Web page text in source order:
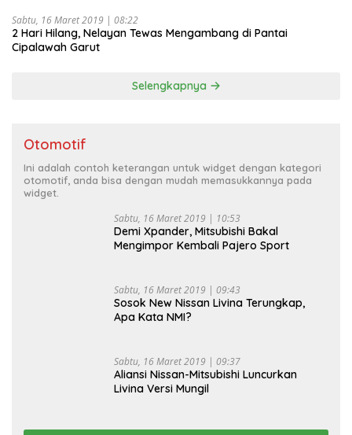
Sabtu, 16 Maret 2019 | 08:22
2 Hari Hilang, Nelayan Tewas Mengambang di Pantai
Cipalawah Garut
Selengkapnya
Otomotif
Ini adalah contoh keterangan untuk widget dengan kategori
otomotif, anda bisa dengan mudah memasukkannya pada
widget.
Sabtu, 16 Maret 2019 | 10:53
Demi Xpander, Mitsubishi Bakal
Mengimpor Kembali Pajero Sport
Sabtu, 16 Maret 2019 | 09:43
Sosok New Nissan Livina Terungkap,
Apa Kata NMI?
Sabtu, 16 Maret 2019 | 09:37
Aliansi Nissan-Mitsubishi Luncurkan
Livina Versi Mungil